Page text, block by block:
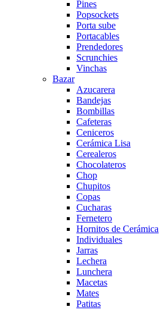
Pines
Popsockets
Porta sube
Portacables
Prendedores
Scrunchies
Vinchas
Bazar
Azucarera
Bandejas
Bombillas
Cafeteras
Ceniceros
Cerámica Lisa
Cerealeros
Chocolateros
Chop
Chupitos
Copas
Cucharas
Fernetero
Hornitos de Cerámica
Individuales
Jarras
Lechera
Lunchera
Macetas
Mates
Patitas